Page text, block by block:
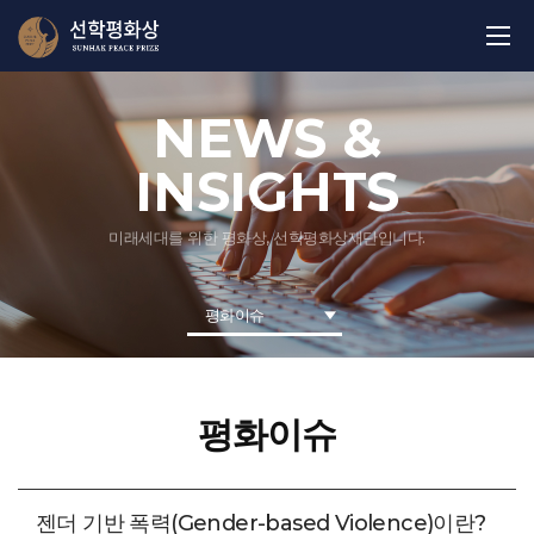
NEWS &
INSIGHTS
미래세대를 위한 평화상, 선학평화상재단입니다.
평화이슈
평화이슈
젠더 기반 폭력(Gender-based Violence)이란?